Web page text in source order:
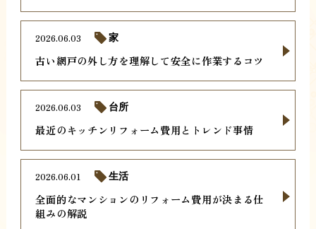
古い網戸の外し方を理解して安全に作業するコツ
2026.06.03 家
最近のキッチンリフォーム費用とトレンド事情
2026.06.03 台所
全面的なマンションのリフォーム費用が決まる仕
組みの解説
2026.06.01 生活